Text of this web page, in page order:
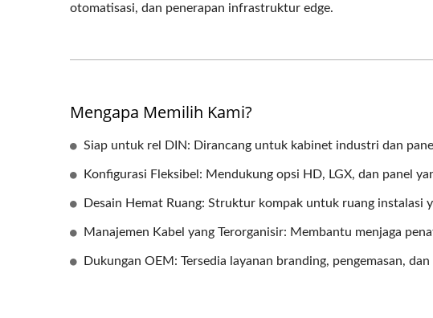
otomatisasi, dan penerapan infrastruktur edge.
Mengapa Memilih Kami?
Siap untuk rel DIN: Dirancang untuk kabinet industri dan
Konfigurasi Fleksibel: Mendukung opsi HD, LGX, dan panel
Desain Hemat Ruang: Struktur kompak untuk ruang instalasi
Manajemen Kabel yang Terorganisir: Membantu menjaga
Dukungan OEM: Tersedia layanan branding, pengemasan,